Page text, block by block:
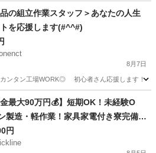
の組立作業スタッフ＞あなたの人生
を応援します(#^^#)
8月7日
場WORK◎ 初心者さん応援します！
スタッフ
金最大90万円💰】短期OK！未経験O
製造・軽作業！家具家電付き寮完備
円